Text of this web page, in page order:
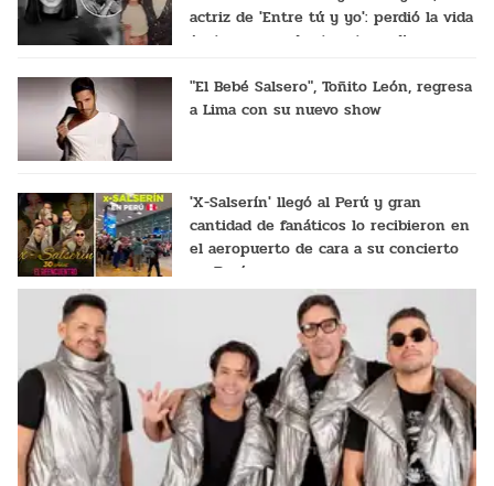
actriz de 'Entre tú y yo': perdió la vida
junto a su madre tras tragedia en
"El Bebé Salsero", Toñito León, regresa
a Lima con su nuevo show
'X-Salserín' llegó al Perú y gran
cantidad de fanáticos lo recibieron en
el aeropuerto de cara a su concierto
en Perú